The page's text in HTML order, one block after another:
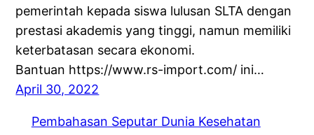
pemerintah kepada siswa lulusan SLTA dengan
prestasi akademis yang tinggi, namun memiliki
keterbatasan secara ekonomi.
Bantuan https://www.rs-import.com/ ini…
April 30, 2022
Pembahasan Seputar Dunia Kesehatan